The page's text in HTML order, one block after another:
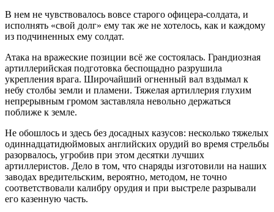
В нем не чувствовалось вовсе старого офицера-солдата, и
исполнять «свой долг» ему так же не хотелось, как и каждому
из подчиненных ему солдат.
Атака на вражеские позиции всё же состоялась. Грандиозная
артиллерийская подготовка беспощадно разрушила
укрепления врага. Широчайший огненный вал вздымал к
небу столбы земли и пламени. Тяжелая артиллерия глухим
непрерывным громом заставляла невольно держаться
поближе к земле.
Не обошлось и здесь без досадных казусов: несколько тяжелых
одиннадцатидюймовых английских орудий во время стрельбы
разорвалось, угробив при этом десятки лучших
артиллеристов. Дело в том, что снаряды изготовили на наших
заводах вредительским, вероятно, методом, не точно
соответствовали калибру орудия и при выстреле разрывали
его казенную часть.